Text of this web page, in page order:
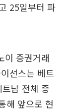
25일부터 파
이 증권거래
선스는 베트
남 전체 증
해 앞으로 현